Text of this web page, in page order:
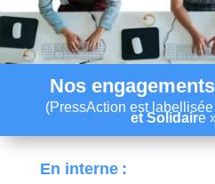
Nos
(PressAction est labellisée
et Solidaire
En interne :